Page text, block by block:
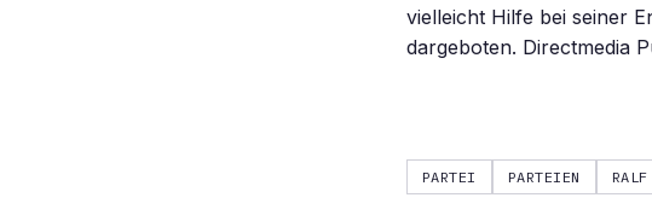
vielleicht Hilfe bei seiner
dargeboten. Directmedia
PARTEI PARTEIEN RALF